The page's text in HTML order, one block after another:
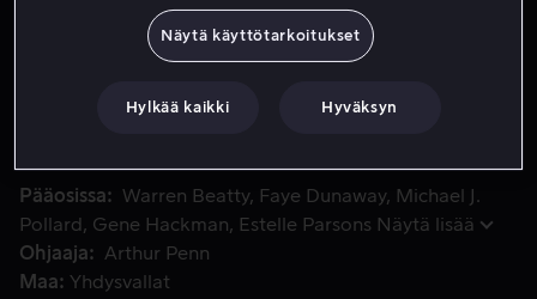
Lamakauden ajelehtijat Clyde ja Bonnie kääntyvät
Lamakauden ajelehtijat Clyde ja Bonnie kääntyvät
Mikään elokuvahistoriassa ei ole valmistanut meitä sille
Pääosissa Warren Beatty Faye Dunaway
Michael J.
Pollard
Gene Hackman Estelle Parsons Näytä lisää
Ohjaaja
Arthur Penn
Maa
Yhdysvallat
Näytä käyttötarkoitukset
Hylkää kaikki Hyväksyn